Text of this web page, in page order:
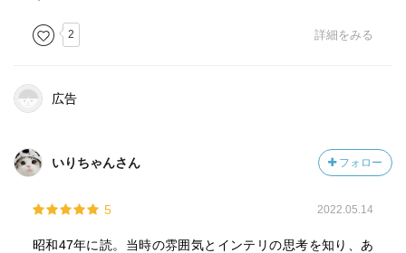
2 詳細をみる
広告
いりちゃんさん フォロー
5 2022.05.14
昭和47年に読。当時の雰囲気とインテリの思考を知り、あ